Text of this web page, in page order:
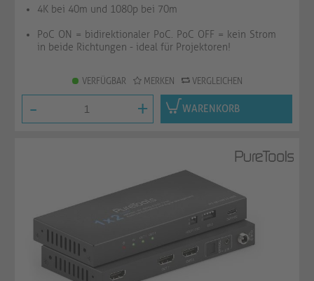
4K bei 40m und 1080p bei 70m
PoC ON = bidirektionaler PoC. PoC OFF = kein Strom
in beide Richtungen - ideal für Projektoren!
VERFÜGBAR MERKEN VERGLEICHEN
- + WARENKORB